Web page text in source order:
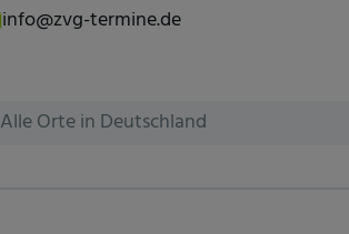
info@zvg-termine.de
Alle Orte in Deutschland